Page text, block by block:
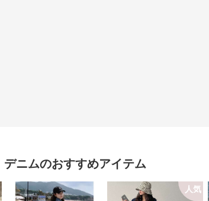
デニムのおすすめアイテム
人気